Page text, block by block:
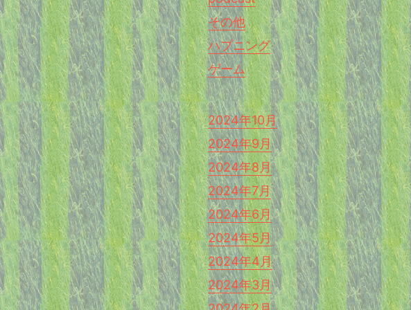
その他
ハプニング
ゲーム
2024年10月
2024年9月
2024年8月
2024年7月
2024年6月
2024年5月
2024年4月
2024年3月